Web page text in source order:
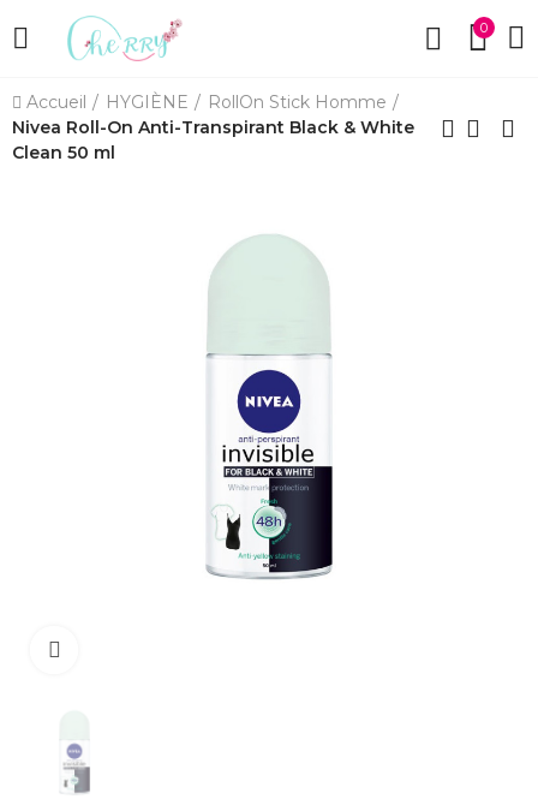
0
Accueil HYGIÈNE
RollOn Stick Homme
Nivea Roll-On Anti-Transpirant Black & White
Clean 50 ml